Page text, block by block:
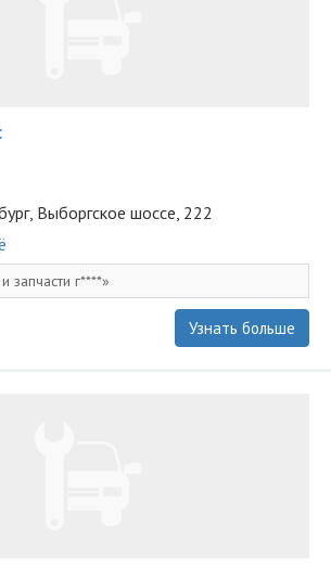
Выборгское шоссе, 222
запчасти г****
Узнать больше